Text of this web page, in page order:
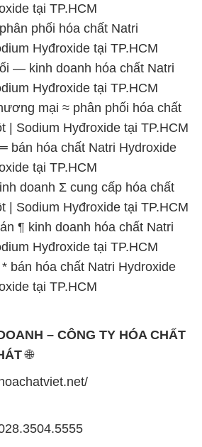
tại TP.HCM
phối hóa chất Natri
Hyđroxide tại TP.HCM
— kinh doanh hóa chất Natri
Hyđroxide tại TP.HCM
mại ≈ phân phối hóa chất
| Sodium Hyđroxide tại TP.HCM
bán hóa chất Natri Hydroxide
tại TP.HCM
doanh Σ cung cấp hóa chất
| Sodium Hyđroxide tại TP.HCM
¶ kinh doanh hóa chất Natri
Hyđroxide tại TP.HCM
bán hóa chất Natri Hydroxide
tại TP.HCM
– CÔNG TY HÓA CHẤT
🌐